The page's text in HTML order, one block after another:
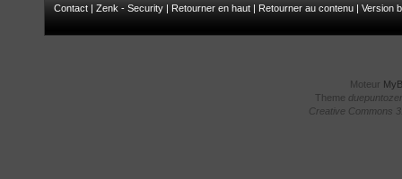
Contact | Zenk - Security | Retourner en haut | Retourner au contenu | Version
Moteur
Theme
Creative Commons